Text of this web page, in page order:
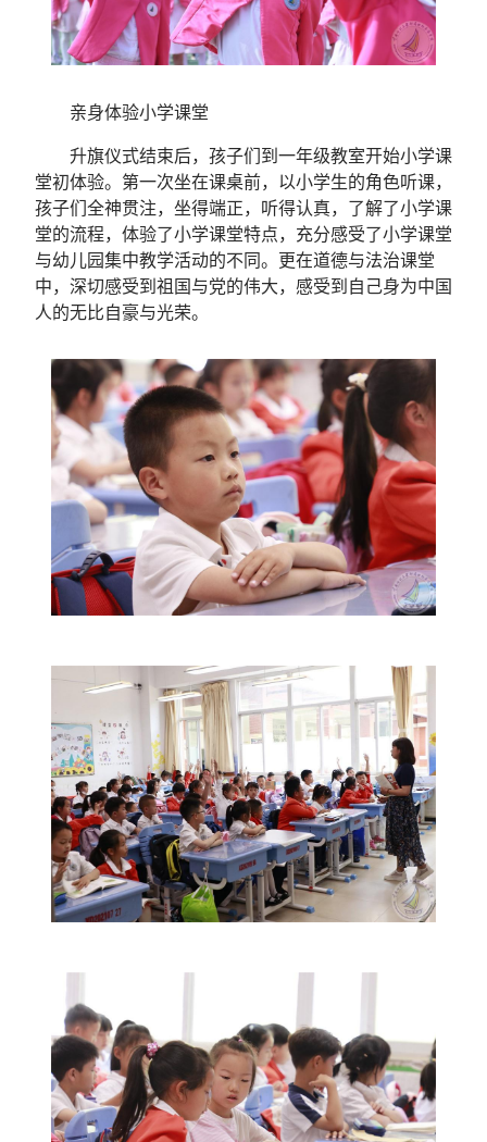
亲身体验小学课堂
升旗仪式结束后，孩子们到一年级教室开始小学课
堂初体验。第一次坐在课桌前，以小学生的角色听课，
孩子们全神贯注，坐得端正，听得认真，了解了小学课
堂的流程，体验了小学课堂特点，充分感受了小学课堂
与幼儿园集中教学活动的不同。更在道德与法治课堂
中，深切感受到祖国与党的伟大，感受到自己身为中国
人的无比自豪与光荣。